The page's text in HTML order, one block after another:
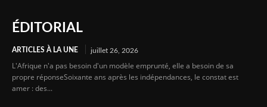
ÉDITORIAL
ARTICLES À LA UNE juillet 26, 2026
L'Afrique n'a pas besoin d'un modèle emprunté, elle a besoin de sa
propre réponseSoixante ans après les indépendances, le constat est
amer : des...